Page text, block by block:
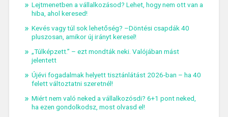
Lejtmenetben a vállalkozásod? Lehet, hogy nem ott van a
hiba, ahol keresed!
Kevés vagy túl sok lehetőség? –Döntési csapdák 40
pluszosan, amikor új irányt keresel!
„Túlképzett.” – ezt mondták neki. Valójában mást
jelentett
Újévi fogadalmak helyett tisztánlátást 2026-ban – ha 40
felett változtatni szeretnél!
Miért nem való neked a vállalkozósdi? 6+1 pont neked,
ha ezen gondolkodsz, most olvasd el!